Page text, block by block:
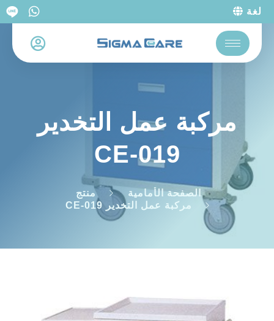
لغة
مركبة عمل التخدير
CE-019
الصفحة الأمامية
منتج
مركبة عمل التخدير CE-019